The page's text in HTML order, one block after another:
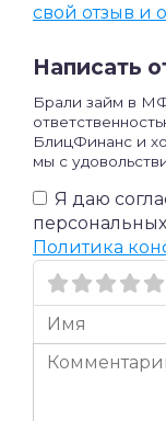
свой отзыв и
Написать
Брали займ в
БлицФинанс и
мы с
Я даю
Политика